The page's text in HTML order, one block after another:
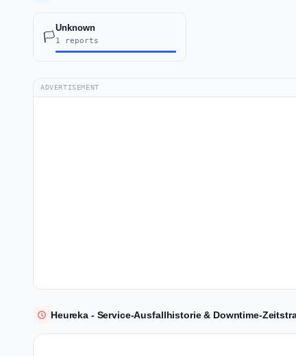
🏳️
Unknown
1 reports
ADVERTISEMENT
Heureka - Service-Ausfallhistorie & Downtime-